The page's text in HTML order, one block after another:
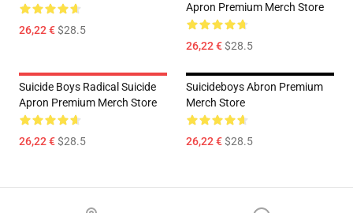
26,22 €$28.5
Apron Premium Merch Store
26,22 €$28.5
Suicide Boys Radical Suicide
Apron Premium Merch Store
26,22 €$28.5
Suicideboys Abron Premium
Merch Store
26,22 €$28.5